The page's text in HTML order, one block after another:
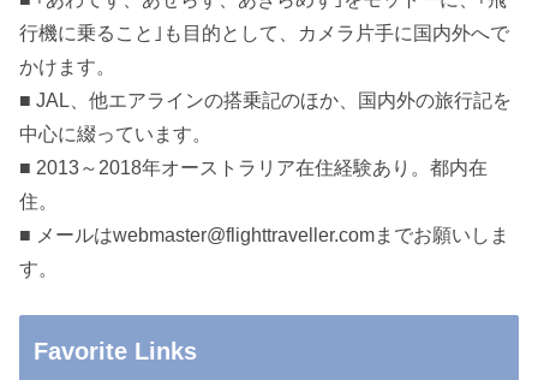
行機に乗ること｣も目的として、カメラ片手に国内外へで
かけます。
■ JAL、他エアラインの搭乗記のほか、国内外の旅行記を
中心に綴っています。
■ 2013～2018年オーストラリア在住経験あり。都内在
住。
■ メールはwebmaster@flighttraveller.comまでお願いしま
す。
Favorite Links